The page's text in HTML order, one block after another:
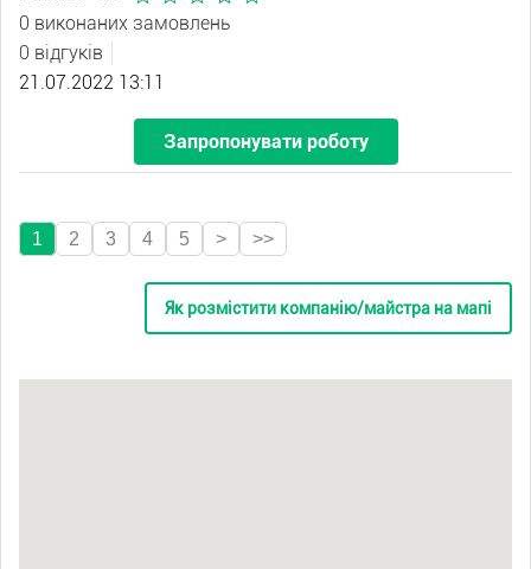
0 виконаних замовлень
0 відгуків
21.07.2022 13:11
Запропонувати роботу
1 2 3 4 5 > >>
Як розмістити компанію/майстра на мапі